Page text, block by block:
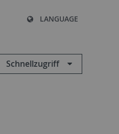
LANGUAGE
Schnellzugriff